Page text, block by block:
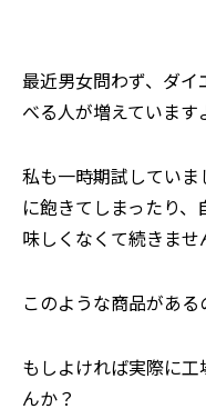
⸺最近男女問わず、ダ
べる人が増えています
私も一時期試してい
に飽きてしまったり
味しくなくて続きませ
このような商品がある
もしよければ実際に
んか？